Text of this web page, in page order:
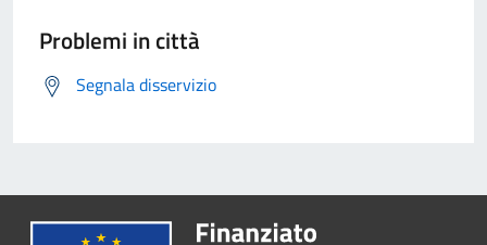
Problemi in città
Segnala disservizio